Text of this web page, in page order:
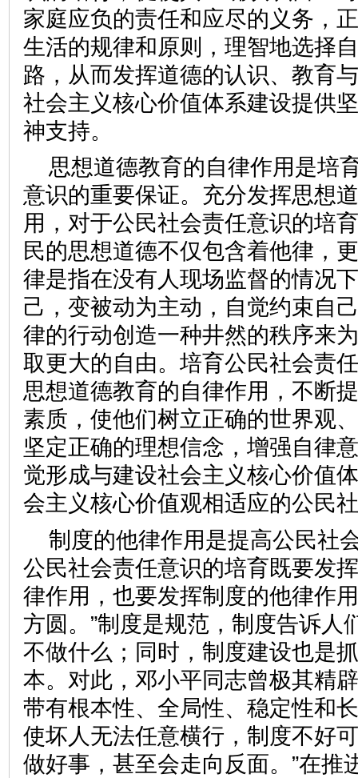
家庭应负的责任和应尽的义务，
生活的规律和原则，理智地选择
路，从而发挥道德的认识、教育
社会主义核心价值体系建设提供
神支持。
思想道德教育的自律作用是培
意识的重要保证。充分发挥思想
用，对于公民社会责任意识的培
民的思想道德不仅包含着他律，
律是指在没有人现场监督的情况
己，变被动为主动，自觉约束自
律的行动创造一种井然的秩序来
取更大的自由。培育公民社会责
思想道德教育的自律作用，不断
素质，使他们树立正确的世界观
坚定正确的理想信念，增强自律
觉形成与建设社会主义核心价值
会主义核心价值观相适应的公
制度的他律作用是提高公民社
公民社会责任意识的培育既要发
律作用，也要发挥制度的他律作
方圆。”制度是规范，制度告诉人
不做什么；同时，制度建设也是
本。对此，邓小平同志曾极其精
带有根本性、全局性、稳定性和
使坏人无法任意横行，制度不好
做好事，甚至会走向反面。”在推